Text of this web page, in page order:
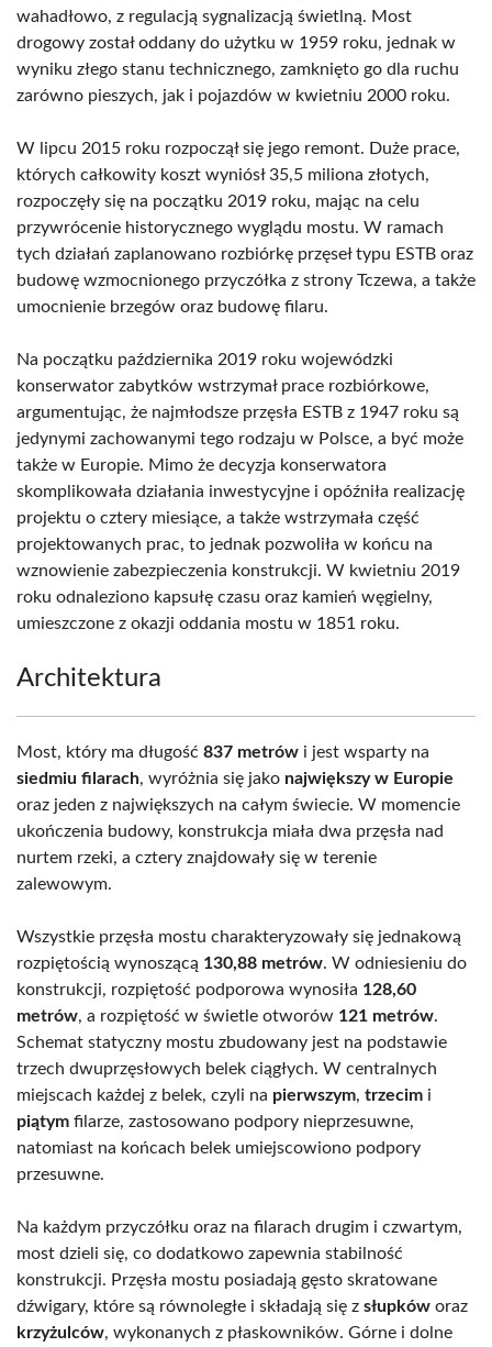
wahadłowo, z regulacją sygnalizacją świetlną. Most
drogowy został oddany do użytku w 1959 roku, jednak w
wyniku złego stanu technicznego, zamknięto go dla ruchu
zarówno pieszych, jak i pojazdów w kwietniu 2000 roku.
W lipcu 2015 roku rozpoczął się jego remont. Duże prace,
których całkowity koszt wyniósł 35,5 miliona złotych,
rozpoczęły się na początku 2019 roku, mając na celu
przywrócenie historycznego wyglądu mostu. W ramach
tych działań zaplanowano rozbiórkę przęseł typu ESTB oraz
budowę wzmocnionego przyczółka z strony Tczewa, a także
umocnienie brzegów oraz budowę filaru.
Na początku października 2019 roku wojewódzki
konserwator zabytków wstrzymał prace rozbiórkowe,
argumentując, że najmłodsze przęsła ESTB z 1947 roku są
jedynymi zachowanymi tego rodzaju w Polsce, a być może
także w Europie. Mimo że decyzja konserwatora
skomplikowała działania inwestycyjne i opóźniła realizację
projektu o cztery miesiące, a także wstrzymała część
projektowanych prac, to jednak pozwoliła w końcu na
wznowienie zabezpieczenia konstrukcji. W kwietniu 2019
roku odnaleziono kapsułę czasu oraz kamień węgielny,
umieszczone z okazji oddania mostu w 1851 roku.
Architektura
Most, który ma długość 837 metrów i jest wsparty na
siedmiu filarach, wyróżnia się jako największy w Europie
oraz jeden z największych na całym świecie. W momencie
ukończenia budowy, konstrukcja miała dwa przęsła nad
nurtem rzeki, a cztery znajdowały się w terenie
zalewowym.
Wszystkie przęsła mostu charakteryzowały się jednakową
rozpiętością wynoszącą 130,88 metrów. W odniesieniu do
konstrukcji, rozpiętość podporowa wynosiła 128,60
metrów, a rozpiętość w świetle otworów 121 metrów.
Schemat statyczny mostu zbudowany jest na podstawie
trzech dwuprzęsłowych belek ciągłych. W centralnych
miejscach każdej z belek, czyli na pierwszym, trzecim i
piątym filarze, zastosowano podpory nieprzesuwne,
natomiast na końcach belek umiejscowiono podpory
przesuwne.
Na każdym przyczółku oraz na filarach drugim i czwartym,
most dzieli się, co dodatkowo zapewnia stabilność
konstrukcji. Przęsła mostu posiadają gęsto skratowane
dźwigary, które są równoległe i składają się z słupków oraz
krzyżulców, wykonanych z płaskowników. Górne i dolne